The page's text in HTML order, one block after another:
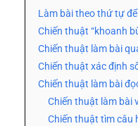
Làm bài theo thứ tự
Chiến thuật “khoanh
Chiến thuật làm bài
Chiến thuật xác định
Chiến thuật làm bài
Chiến thuật làm bài
Chiến thuật tìm câu